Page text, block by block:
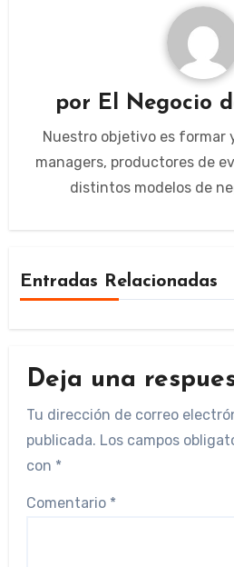
por El Negocio
Nuestro objetivo es formar
managers, productores de
distintos modelos de
Entradas Relacionadas
Deja una
Tu dirección de correo
publicada. Los campos
con *
Comentario *